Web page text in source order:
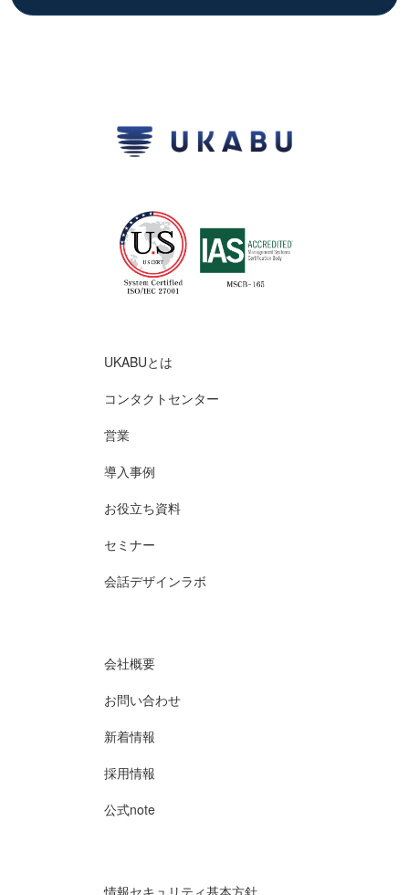
UKABUとは
コンタクトセンター
営業
導入事例
お役立ち資料
セミナー
会話デザインラボ
会社概要
お問い合わせ
新着情報
採用情報
公式note